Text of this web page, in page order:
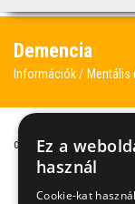
Demencia
Információk Mentális
demencia
Alzheimer-kór
Ez a
használ
Cookie-kat